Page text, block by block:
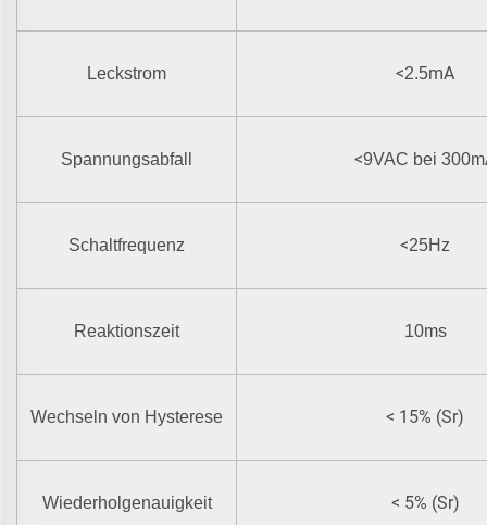
Leckstrom <2.5mA
Spannungsabfall <9VAC bei
Schaltfrequenz <25Hz
Reaktionszeit 10ms
Wechseln von Hysterese < 15% (Sr)
Wiederholgenauigkeit < 5% (Sr)